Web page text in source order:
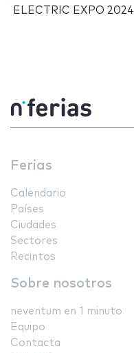
ELECTRIC EXPO 2024
Ferias
Calendario
Países
Ciudades
Sectores
Recintos
Sobre nosotros
neventum en 1 minuto
Equipo
Contacta